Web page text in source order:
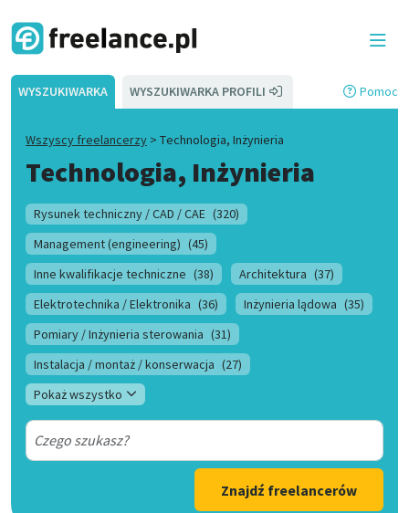
WYSZUKIWARKA WYSZUKIWARKA PROFILI Pomoc
Wszyscy freelancerzy > Technologia, Inżynieria
Technologia, Inżynieria
Rysunek techniczny / CAD / CAE (320)
Management (engineering) (45)
Inne kwalifikacje techniczne (38) Architektura (37)
Elektrotechnika / Elektronika (36) Inżynieria lądowa (35)
Pomiary / Inżynieria sterowania (31)
Instalacja / montaż / konserwacja (27)
Pokaż wszystko
Znajdź freelancerów